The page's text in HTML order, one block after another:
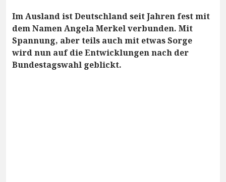
Im Ausland ist Deutschland seit Jahren fest mit
dem Namen Angela Merkel verbunden. Mit
Spannung, aber teils auch mit etwas Sorge
wird nun auf die Entwicklungen nach der
Bundestagswahl geblickt.